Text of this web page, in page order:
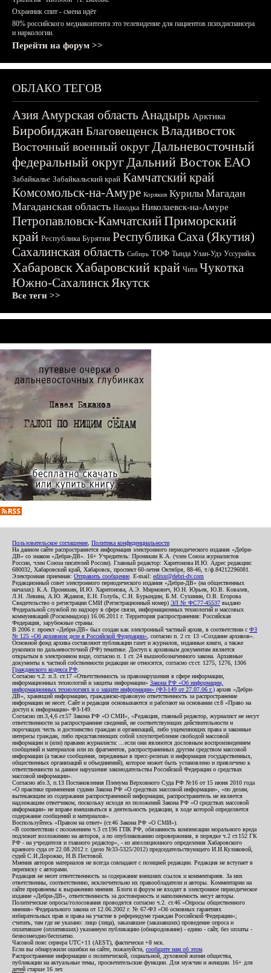
Охранник спит - смена идёт
80% российского медиаконтента это телевидение для пациентов психдиспансера
и наркологии.
Перейти на форум >>
ОБЛАКО ТЕГОВ
АзияАмурская область Анадырь Арктика
БиробиджанБлаговещенскВладивосток
Восточный военный округДальневосточный
федеральный округДальний ВостокЕАО
Забайкалье Забайкальский край Камчатский край
Комсомольск-на-Амуре Корякия Курилы Магадан
Магаданская область Находка Николаевск-на-Амуре
Петропавловск-КамчатскийПриморский
край Республика Бурятия Республика Саха (Якутия)
Сахалинская область Сибирь ТОФ Тында Улан-Удэ Уссурийск
ХабаровскХабаровский край Чита Чукотка
Южно-СахалинскЯкутск
Все теги >>
Пользовательское соглашение Политика конфиденциальности
На данном сайте распространяется информация электронного периодического издания «Дебри-
ДВ» со знаком «Дебри-ДВ». 16+ Учредитель: Пронякин К.А. (член Союза журналистов
России, член Союза писателей России). Главный редактор: Харитонова И.Ю. Адрес редакции:
680032, Хабаровский край, Хабаровск, проспект 60-летия Октября, 88-46, т./ф.84212296081.
Электронная приемная: Отправить сообщение . E-mail: editor@debri-dv.com
Редакционный совет электронного периодического издания «Дебри-ДВ» (на общественных
началах): К.А. Пронякин, И.Ю. Харитонова, А.Э. Мирмович, Ю.Н. Юрьев, Ю.В. Ковалев,
Л.Н. Левина, А.Ю. Жданов, Е.Н. Голубь, С.Н. Бурындин, Б.М. Сухинин, О.В. Егорова
Свидетельство о регистрации СМИ (Регистрационный номер) ЭЛ № ФС77-45537 выдано
Федеральной службой по надзору в сфере связи, информационных технологий и массовых
коммуникаций (Роскомнадзор) 16.06.2011 г. Территория распространения: Российская
Федерация, зарубежные страны.
В 2006 г. проект «Дебри-ДВ» был создан как электронный частный архив, в соответствии с ФЗ
№ 125 «Об архивном деле в Российской Федерации» , согласно п. 2 ст. 13 «Создание архивов».
Основной фонд архива составляют публикации газет и журналов, изданные книги, а также
рукописи по дальневосточной (РФ) тематике. Доступ к архивным документам является
открытым в электронном виде, согласно п. 1 ст. 24 вышеобозначенного закона. Архивные
документы к частной собственности редакции не относятся, согласно ст.ст. 1275, 1276, 1306
Гражданского кодекса РФ
Согласно ч.2. п.3. ст.17 «Ответственность за правонарушения в сфере информации,
информационных технологий и защиты информации» Закона РФ «Об информации,
информационных технологиях и о защите информации» (ФЗ-149 от 27.07.06 г.) архив «Дебри-
ДВ», хранящий информацию, гражданско-правовую ответственность за распространение
информации не несет. Сайт и редакция основываются и работают на основании ст.8 «Право на
доступ к информации» ФЗ-149.
Согласно пп.3,4,6 ст.57 Закона РФ «О СМИ», «Редакция, главный редактор, журналист не несут
ответственности за распространение сведений, не соответствующих действительности и
порочащих честь и достоинство граждан и организаций, либо ущемляющих права и законные
интересы граждан, либо представляющих собой злоупотребление свободой массовой
информации и (или) правами журналиста: ...если они являются дословным воспроизведением
сообщений и материалов или их фрагментов, распространенных другим средством массовой
информации (а также сообщения, переданные в пресс-релизах и информация государственных,
общественных организаций и объединений), которое может быть установлено и привлечено к
ответственности за данное нарушение законодательства Российской Федерации о средствах
массовой информации».
Согласно абз.3, п.13 Постановления Пленума Верховного Суда РФ №16 от 15 июня 2010 года
«О практике применения судами Закона РФ «О средствах массовой информации», «по делам,
вытекающим из содержания распространенной информации, распространитель не является
надлежащим ответчиком, поскольку исходя из положений Закона РФ «О средствах массовой
информации» не вправе вмешиваться в деятельность редакции, в ходе которой определяется
содержание сообщений и материалов».
Воспользуйтесь «Правом на ответ» (ст.46 Закона РФ «О СМИ»).
«В соответствии с положением ч.3 ст.196 ГПК РФ, обязанность компенсации морального вреда
подлежит возложению на авторов, а по опубликованию опровержения, в порядке ч.2 ст.152 ГК
РФ - на учредителя и главного редактор», - из апелляционного определения Хабаровского
краевого суда от 22.08.2012 г. (дело №33-5325/2012) председательствующего И.И.Куликовой,
судей С.И.Дорожко, Н.В.Пестовой.
Мнения авторов материалов не всегда совпадают с позицией редакции. Редакция не вступает в
переписку с авторами.
Редакция не несет ответственность за содержание внешних ссылок и комментариев. За них
ответственны, соответственно, исключительно их правообладатели и авторы. Комментарии на
сайте приравнены к выражению мнения. Блоги и форум не входят в электронное периодическое
издание «Дебри-ДВ», ответственность за достоверность и наполняемость несут авторы.
Политические опросы/голосования проводятся согласно ч.2. ст.46 «Опросы общественного
мнения» Федерального закона от 12.06.2002 г. № 67-ФЗ «Об основных гарантиях
избирательных прав и права на участие в референдуме граждан Российской Федерации»;
считать, там где не указано: лицо (лица), заказавшее (заказавших) проведение опроса и
оплатившее (оплативших) указанную публикацию (обнародование) - едино - сайт, без оплаты -
безвозмездно/бесплатно.
Часовой пояс сервера UTC+11 (AEST), фактически +8 мск.
Если вы обнаружили ошибки на сайте, пожалуйста, сообщите нам об этом
Распространение информации о политической, социальной, духовной жизни общества,
публикации на актуальные темы, просветительские функции. Для мужчин и женщин. 16+ для
детей старше 16 лет.